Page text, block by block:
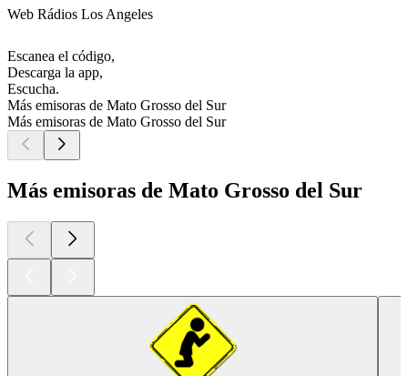
Web Rádios Los Angeles
Escanea el código,
Descarga la app,
Escucha.
Más emisoras de Mato Grosso del Sur
Más emisoras de Mato Grosso del Sur
Más emisoras de Mato Grosso del Sur